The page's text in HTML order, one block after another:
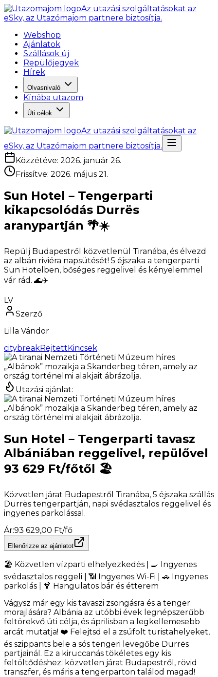
Az utazási szolgáltatásokat az
eSky, az Utazómajom partnere biztosítja.
Webshop
Ajánlatok
Szállások új
Repülőjegyek
Hírek
Olvasnivaló
Kínába utazom
Úti célok
Az utazási szolgáltatásokat az
eSky, az Utazómajom partnere biztosítja.
Közzétéve: 2026. január 26.
Frissítve: 2026. május 21.
Sun Hotel – Tengerparti
kikapcsolódás Durrës
aranypartján 🌴☀️
Repülj Budapestről közvetlenül Tiranába, és élvezd
az albán riviéra napsütését! 5 éjszaka a tengerparti
Sun Hotelben, bőséges reggelivel és kényelemmel
vár rád. 🌊✈️
LV
Szerző
Lilla Vándor
citybreakRejtettKincsek
Utazási ajánlat:
Sun Hotel – Tengerparti tavasz
Albániában reggelivel, repülővel
93 629 Ft/főtől 🏖️
Közvetlen járat Budapestről Tiranába, 5 éjszaka szállás
Durrës tengerpartján, napi svédasztalos reggelivel és
ingyenes parkolással.
Ár:93 629,00 Ft/fő
Ellenőrizze az ajánlatot
🏖️ Közvetlen vízparti elhelyezkedés | 🍳 Ingyenes
svédasztalos reggeli | 📶 Ingyenes Wi-Fi | 🚗 Ingyenes
parkolás | 🍹 Hangulatos bár és étterem
Vágysz már egy kis tavaszi zsongásra és a tenger
morajlására? Albánia az utóbbi évek legnépszerűbb
feltörekvő úti célja, és áprilisban a legkellemesebb
arcát mutatja! ❤️ Felejtsd el a zsúfolt turistahelyeket,
és szippants bele a sós tengeri levegőbe Durrës
partjainál. Ez a kiruccanás tökéletes egy kis
feltöltődéshez: közvetlen járat Budapestről, rövid
transzfer, és máris a tengerparton találod magad!